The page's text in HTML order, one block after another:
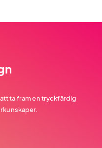
ta fram en tryckfärdig